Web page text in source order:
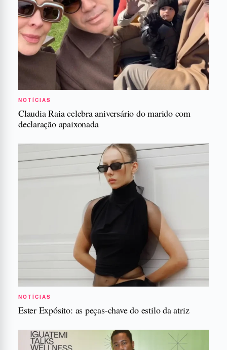
NOTÍCIAS
Claudia Raia celebra aniversário do marido com
declaração apaixonada
NOTÍCIAS
Ester Expósito: as peças-chave do estilo da atriz